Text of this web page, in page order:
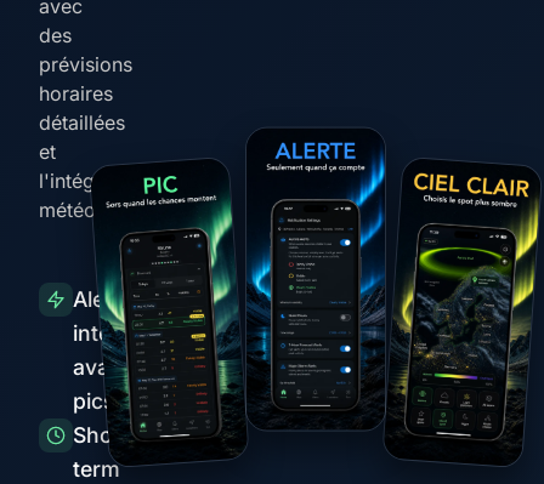
avec
des
prévisions
horaires
détaillées
et
l'intégration
météo
Alertes
intelligentes
avant les
pics
Short-
term